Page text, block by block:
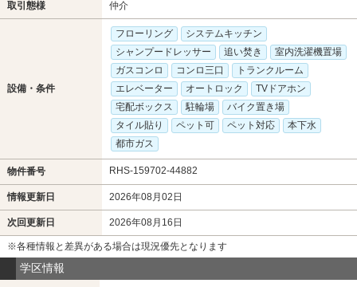
取引態様 仲介
設備・条件
フローリング
システムキッチン
シャンプードレッサー
追い焚き
室内洗濯機置場
ガスコンロ
コンロ三口
トランクルーム
エレベーター
オートロック
TVドアホン
宅配ボックス
駐輪場
バイク置き場
タイル貼り
ペット可 ペット対応
本下水
都市ガス
物件番号 RHS-159702-44882
情報更新日 2026年08月02日
次回更新日 2026年08月16日
※各種情報と差異がある場合は現況優先となります
学区情報